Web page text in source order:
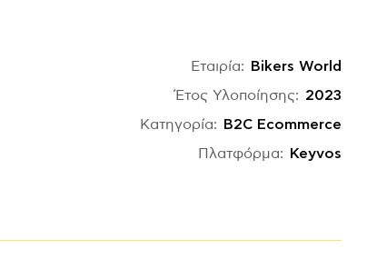
Εταιρία:
Bikers World
Έτος Υλοποίησης: 2023
Κατηγορία:
B2C Ecommerce
Πλατφόρμα:
Keyvos